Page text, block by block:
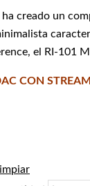
creado un
el RI-101
CON